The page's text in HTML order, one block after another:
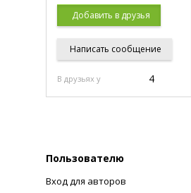
Добавить в друзья
Написать сообщение
В друзьях у 4
Пользователю
Вход для авторов